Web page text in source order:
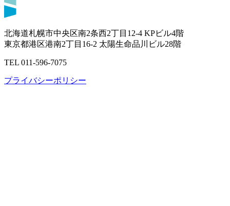
北海道札幌市中央区南2条西2丁目12-4 KPビル4階
東京都港区港南2丁目16-2 太陽生命品川ビル28階
TEL 011-596-7075
プライバシーポリシー